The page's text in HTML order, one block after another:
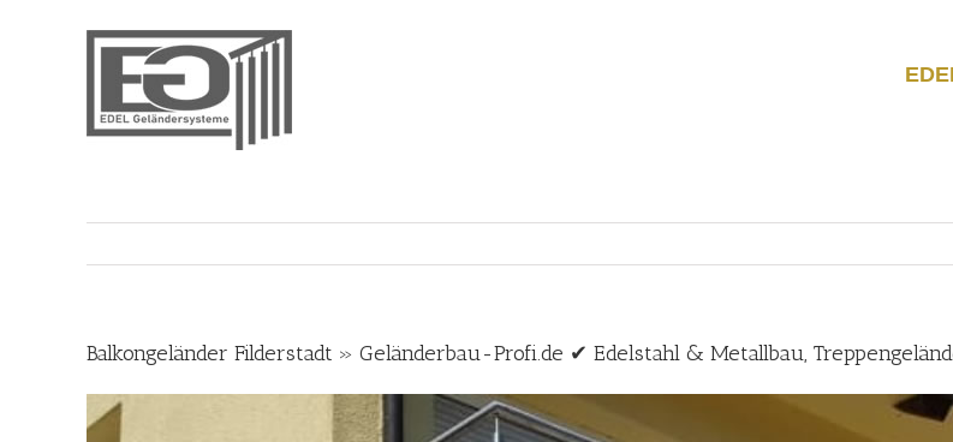
Balkongeländer Filderstadt » Geländerbau-Profi.de ✔ Edelstahl & Metallbau,